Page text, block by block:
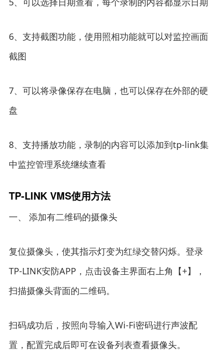
6、支持截图功能，使用照相功能就可以对监控画面
截图
7、可以将录像保存在电脑，也可以保存在外部的硬
盘
8、支持播放功能，录制的内容可以添加到tp-link集
中监控管理系统继续查看
TP-LINK VMS使用方法
一、 添加有二维码的摄像头
复位摄像头，使其指示灯变为红绿交替闪烁。登录
TP-LINK安防APP，点击设备主界面右上角【+】，
扫描摄像头背面的二维码。
扫码成功后，按照向导输入Wi-Fi密码进行声波配
置，配置完成后即可在设备列表查看摄像头。